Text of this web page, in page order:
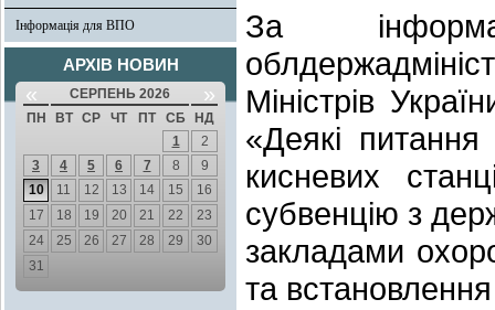
Інформація для ВПО
АРХІВ НОВИН
« СЕРПЕНЬ 2026 »
ПН ВТ СР ЧТ ПТ СБ
НД
1
2
3
4 5 6 7 8
9
10
11 12 13 14 15
16
17
18 19 20 21 22
23
24
25 26 27 28 29
30
31
За
Міністрів
«Деякі питання
кисневих
субвенцію з
закладами
та